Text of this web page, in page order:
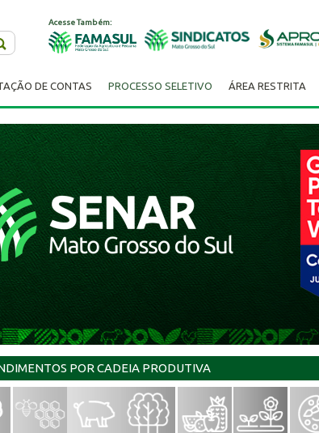
Acesse Também:
DE CONTAS PROCESSO SELETIVO
ÁREA RESTRITA
POR CADEIA PRODUTIVA